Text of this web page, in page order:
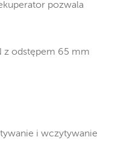
pozwala
z odstępem 65 mm
i wczytywanie